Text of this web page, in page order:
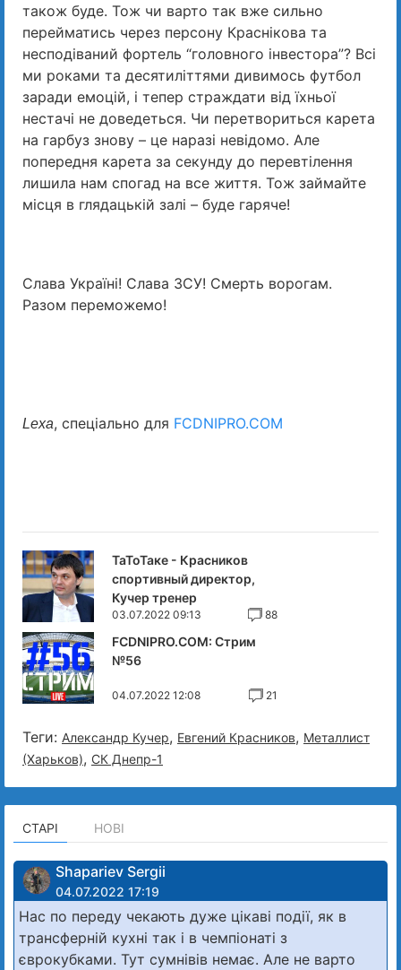
також буде. Тож чи варто так вже сильно
перейматись через персону Краснікова та
несподіваний фортель “головного інвестора”? Всі
ми роками та десятиліттями дивимось футбол
заради емоцій, і тепер страждати від їхньої
нестачі не доведеться. Чи перетвориться карета
на гарбуз знову – це наразі невідомо. Але
попередня карета за секунду до перевтілення
лишила нам спогад на все життя. Тож займайте
місця в глядацькій залі – буде гаряче!
Слава Україні! Слава ЗСУ! Смерть ворогам.
Разом переможемо!
Lexa, спеціально для FCDNIPRO.COM
ТаТоТаке - Красников
спортивный директор,
Кучер тренер
03.07.2022 09:13 88
FCDNIPRO.COM: Стрим
№56
04.07.2022 12:08 21
Теги: Александр Кучер, Евгений Красников, Металлист
(Харьков), СК Днепр-1
СТАРІ НОВІ
Shapariev Sergii
04.07.2022 17:19
Нас по переду чекають дуже цікаві події, як в
трансферній кухні так і в чемпіонаті з
єврокубками. Тут сумнівів немає. Але не варто